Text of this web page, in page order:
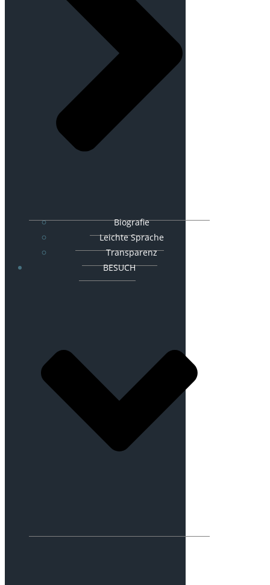
Biografie
Leichte Sprache
Transparenz
BESUCH